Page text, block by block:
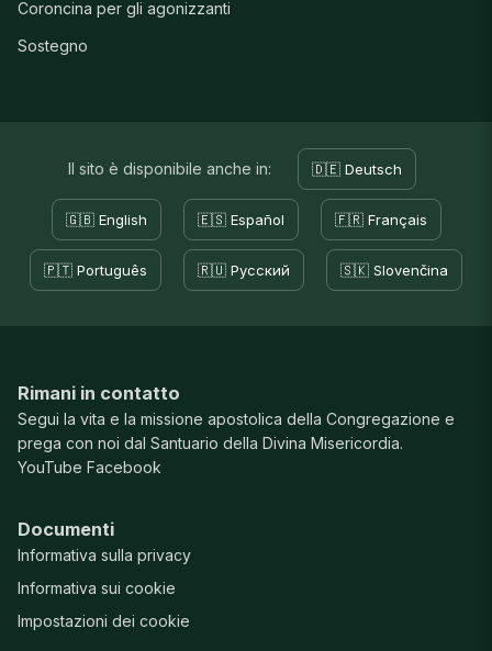
Coroncina per gli agonizzanti
Sostegno
Il sito è disponibile anche in: 🇩🇪 Deutsch
🇬🇧 English 🇪🇸 Español 🇫🇷 Français
🇵🇹 Português 🇷🇺 Русский 🇸🇰 Slovenčina
Rimani in contatto
Segui la vita e la missione apostolica della Congregazione e
prega con noi dal Santuario della Divina Misericordia.
YouTube Facebook
Documenti
Informativa sulla privacy
Informativa sui cookie
Impostazioni dei cookie